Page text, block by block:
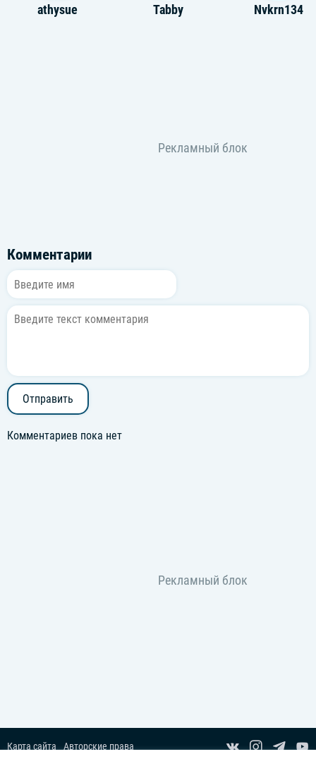
athysue Tabby Nvkrn134
Комментарии
Отправить
Комментариев пока нет
Карта сайта
Авторские права